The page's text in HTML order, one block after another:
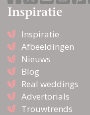
Inspiratie
Inspiratie
Afbeeldingen
Nieuws
Blog
Real weddings
Advertorials
Trouwtrends